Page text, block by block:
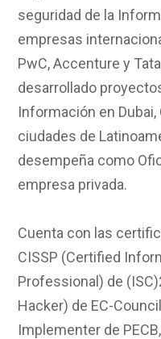
seguridad de la
empresas
PwC, Accenture y
desarrollado
Información en
ciudades de
desempeña como
empresa privada.
Cuenta con las
CISSP (Certified
Professional) de
Hacker) de EC-
Implementer de